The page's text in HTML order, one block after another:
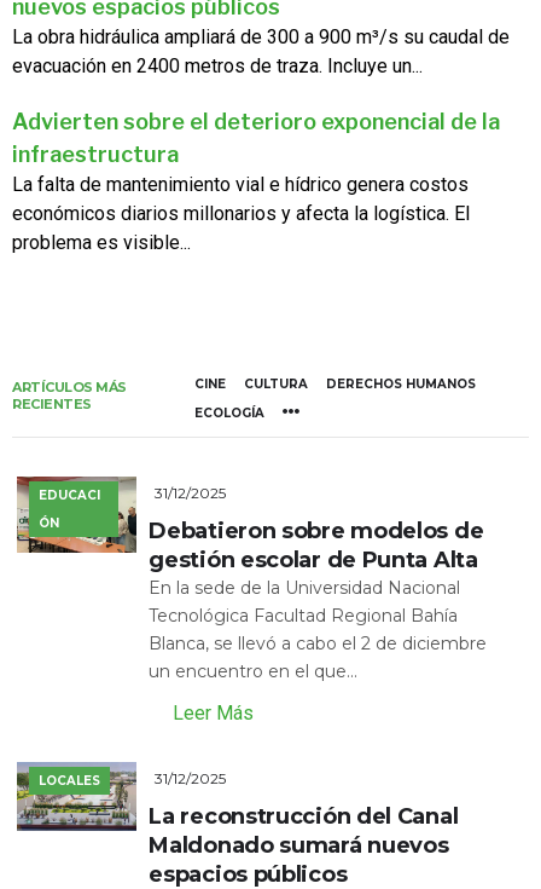
nuevos espacios públicos
La obra hidráulica ampliará de 300 a 900 m³/s su caudal de
evacuación en 2400 metros de traza. Incluye un...
Advierten sobre el deterioro exponencial de la
infraestructura
La falta de mantenimiento vial e hídrico genera costos
económicos diarios millonarios y afecta la logística. El
problema es visible...
ARTÍCULOS MÁS
RECIENTES
CINE CULTURA
DERECHOS HUMANOS
ECOLOGÍA
EDUCACI
ÓN
31/12/2025
Debatieron sobre modelos de
gestión escolar de Punta Alta
En la sede de la Universidad Nacional
Tecnológica Facultad Regional Bahía
Blanca, se llevó a cabo el 2 de diciembre
un encuentro en el que...
Leer Más
LOCALES 31/12/2025
La reconstrucción del Canal
Maldonado sumará nuevos
espacios públicos